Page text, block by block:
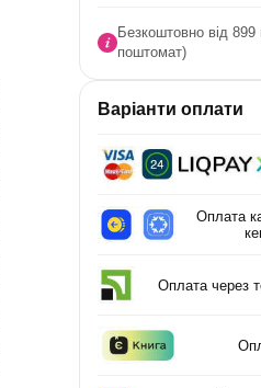
Безкоштовно від 899
поштомат)
Варіанти оплати
Оплата
Оплата через